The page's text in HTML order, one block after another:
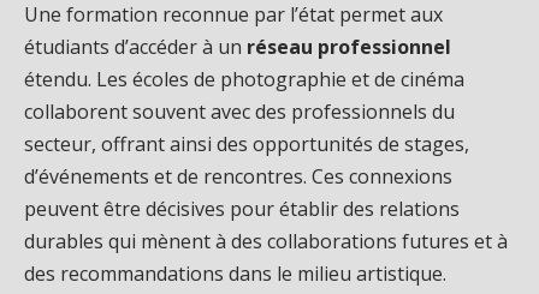
Une formation reconnue par l’état permet aux
étudiants d’accéder à un réseau professionnel
étendu. Les écoles de photographie et de cinéma
collaborent souvent avec des professionnels du
secteur, offrant ainsi des opportunités de stages,
d’événements et de rencontres. Ces connexions
peuvent être décisives pour établir des relations
durables qui mènent à des collaborations futures et à
des recommandations dans le milieu artistique.